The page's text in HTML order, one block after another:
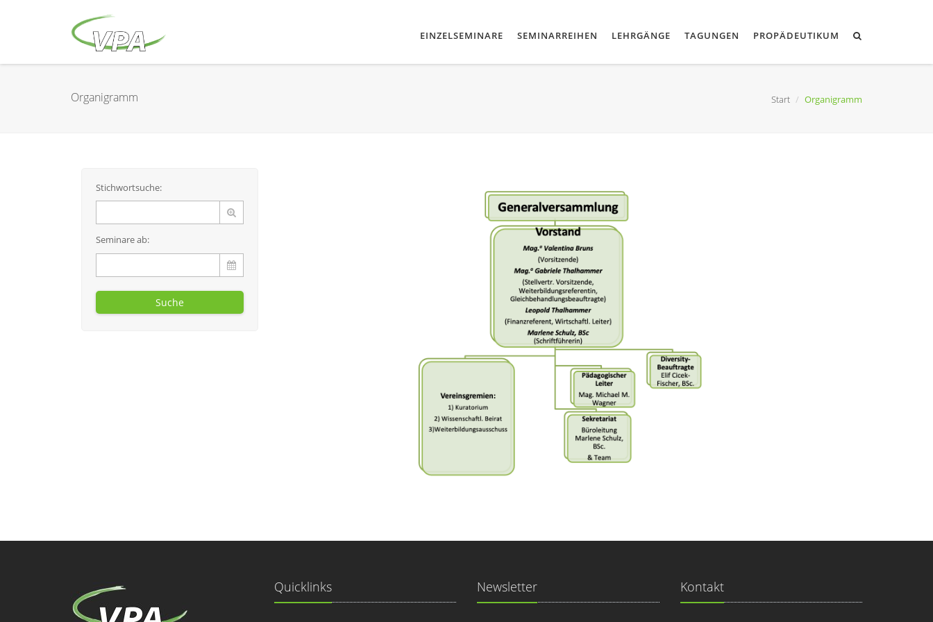
EINZELSEMINARE SEMINARREIHEN LEHRGÄNGE TAGUNGEN PROPÄDEUTIKUM
Organigramm Start Organigramm
Stichwortsuche:
Seminare ab:
Suche
Quicklinks Newsletter Kontakt